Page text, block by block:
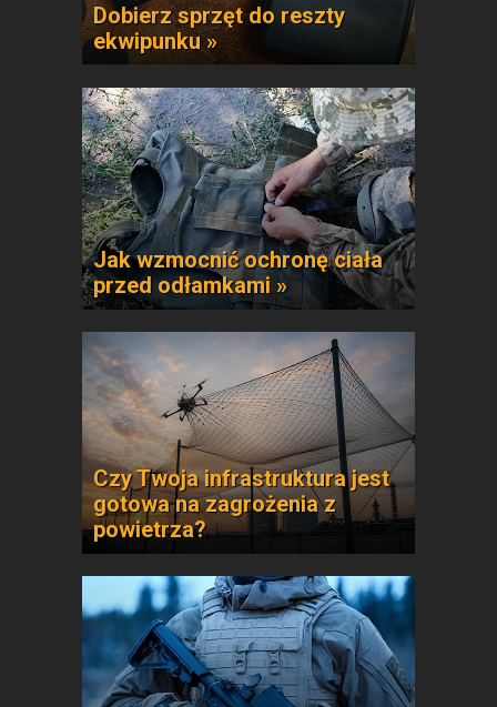
Dobierz sprzęt do reszty
ekwipunku »
Jak wzmocnić ochronę ciała
przed odłamkami »
Czy Twoja infrastruktura jest
gotowa na zagrożenia z
powietrza?